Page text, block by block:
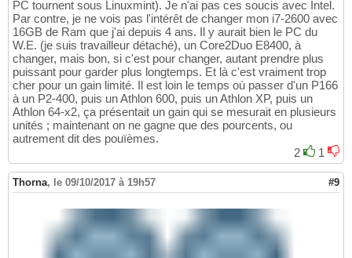
PC tournent sous Linuxmint). Je n'ai pas ces soucis avec Intel.
Par contre, je ne vois pas l'intérêt de changer mon i7-2600 avec
16GB de Ram que j'ai depuis 4 ans. Il y aurait bien le PC du
W.E. (je suis travailleur détaché), un Core2Duo E8400, à
changer, mais bon, si c'est pour changer, autant prendre plus
puissant pour garder plus longtemps. Et là c'est vraiment trop
cher pour un gain limité. Il est loin le temps où passer d'un P166
à un P2-400, puis un Athlon 600, puis un Athlon XP, puis un
Athlon 64-x2, ça présentait un gain qui se mesurait en plusieurs
unités ; maintenant on ne gagne que des pourcents, ou
autrement dit des pouïèmes.
2
1
Thorna, le 09/10/2017 à 19h57 #9